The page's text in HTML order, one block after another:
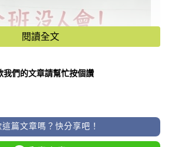
閱讀全文
我們的文章請幫忙按個讚
這篇文章嗎？快分享吧！